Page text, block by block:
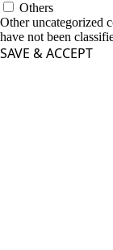
Others
Other uncategorized
have not been
SAVE & ACCEPT